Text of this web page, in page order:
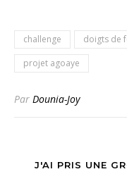
challenge doigts de
projet agoaye
Par Dounia-Joy
J'AI PRIS UNE